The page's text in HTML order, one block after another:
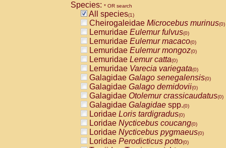
CebidaeCebus capucinus
CebidaeCebus nigrivittatus
CebidaeCebus spp.(0)
CebidaeSaimiri boliviensis(0)
CebidaeSaimiri sciureus(0)
AtelidaeAlouatta caraya(0)
AtelidaeAlouatta fusca(0)
AtelidaeAlouatta seniculus(0)
AtelidaeAlouattaspp.(0)
AtelidaeAteles belzebuth(0)
AtelidaeAteles geoffroyi(0)
AtelidaeAteles paniscus(0)
AtelidaeAtelesspp.(0)
AtelidaeLagothrix lagothricha(0)
AtelidaeLagothrix lagothricha cana
PitheciidaeCacajao calvus
Species: * OR search
All species(1)
Cheirogaleidae Microcebus murinus(0)
Lemuridae Eulemur fulvus(0)
Lemuridae Eulemur macaco(0)
Lemuridae Eulemur mongoz(0)
Lemuridae Lemur catta(0)
Lemuridae Varecia variegata(0)
Galagidae Galago senegalensis(0)
Galagidae Galago demidovii(0)
Galagidae Otolemur crassicaudatus(0)
Galagidae Galagidae spp.(0)
Loridae Loris tardigradus(0)
Loridae Nycticebus coucang(0)
Loridae Nycticebus pygmaeus(0)
Loridae Perodicticus potto(0)